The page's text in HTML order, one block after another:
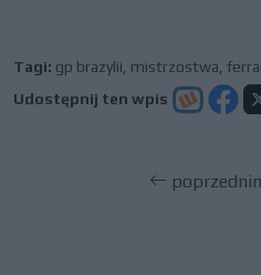
Tagi: gp brazylii mistrzostwa
Udostępnij ten wpis
poprzedni